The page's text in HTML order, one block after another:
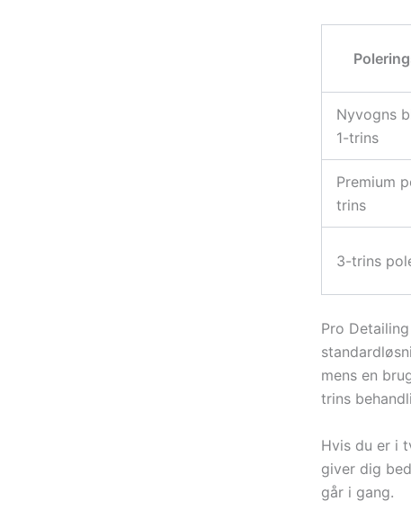
Nyvogns
1-trins
Premium
trins
3-trins
Pro
mens en
trins
Hvis du er i
giver dig
går i gang.